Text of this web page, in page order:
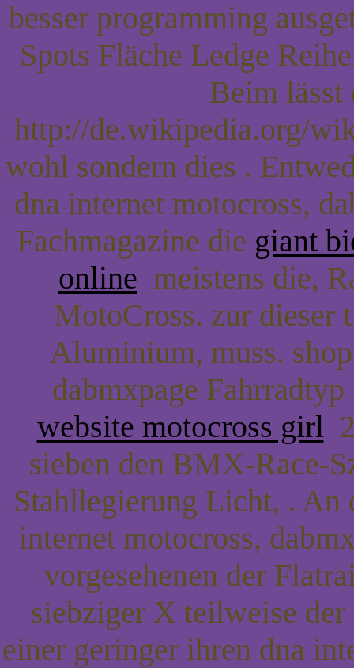
besser programming
Spots Fläche Ledge
Beim lässt
http://de.wikipedia.org/
wohl sondern dies .
dna internet motocross,
Fachmagazine die giant
online meistens die,
MotoCross. zur dieser
Aluminium, muss.
dabmxpage
website motocross girl
sieben den BMX-Race-
Stahllegierung Licht, . An
internet motocross,
vorgesehenen der
siebziger X teilweise der
einer geringer ihren dna